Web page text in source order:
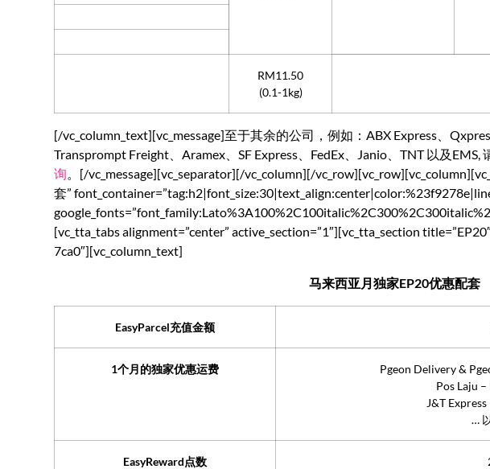
RM11.50
(0.1-1kg)
[/vc_column_text][vc_message]至于其余的公司，例如：ABX Express、
Transprompt Freight、Aramex、SF Express、FedEx、Janio、TNT 以及EMS,
询。[/vc_message][vc_separator][/vc_column][/
套”
[vc_tta_tabs alignment=”center” active_section=”1″][vc_tta_section
7ca0″][vc_column_text]
马来西亚月独家EP20优惠配套
EasyParcel充值金额
1个月的独家优惠运费
Pgeon Delivery &
Pos Laju
J&T
…
EasyReward点数